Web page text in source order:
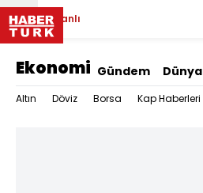
Canlı
Ekonomi Gündem Dünya
Altın Döviz Borsa Kap Haberleri